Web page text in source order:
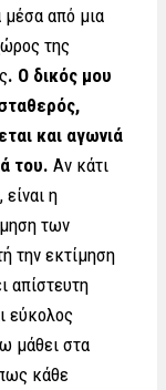
από μια
της
. Ο δικός μου
και αγωνιά
του. Αν κάτι
η
των
την εκτίμηση
απίστευτη
εύκολος
μάθει στα
κάθε